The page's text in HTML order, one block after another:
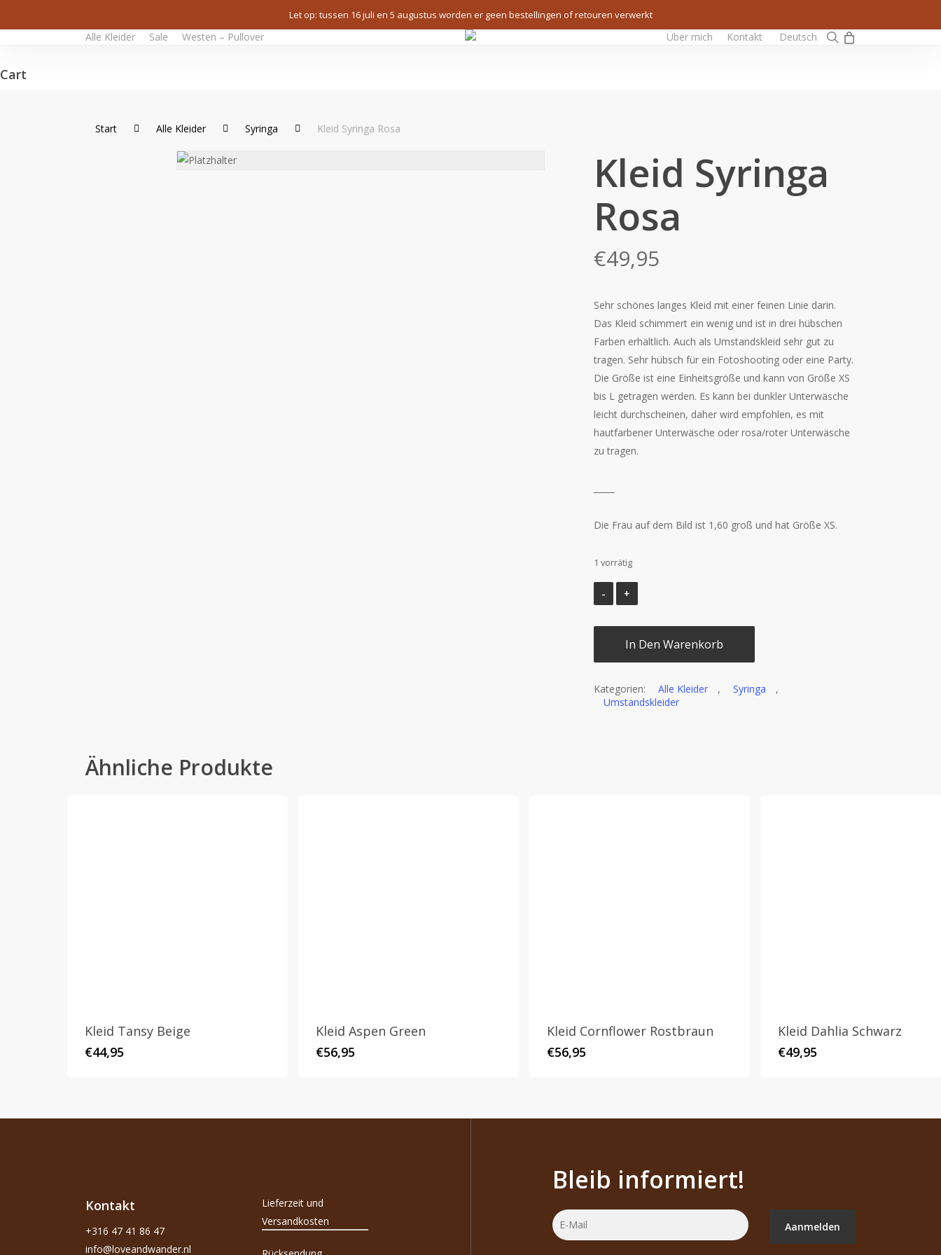
to
Let op: tussen 16 juli en 5 augustus worden er geen bestellingen of retouren verwerkt
Alle Kleider Sale Westen – Pullover Über mich Kontakt Deutsch search
0
Cart
Start
Alle Kleider Syringa Kleid Syringa Rosa
Kleid Syringa
Rosa
€49,95
Sehr schönes langes Kleid mit einer feinen Linie darin.
Das Kleid schimmert ein wenig und ist in drei hübschen
Farben erhältlich. Auch als Umstandskleid sehr gut zu
tragen. Sehr hübsch für ein Fotoshooting oder eine Party.
Die Größe ist eine Einheitsgröße und kann von Größe XS
bis L getragen werden. Es kann bei dunkler Unterwäsche
leicht durchscheinen, daher wird empfohlen, es mit
hautfarbener Unterwäsche oder rosa/roter Unterwäsche
zu tragen.
Die Frau auf dem Bild ist 1,60 groß und hat Größe XS.
1 vorrätig
In Den Warenkorb
Kategorien: Alle Kleider , Syringa
,
Umstandskleider
Ähnliche Produkte
Kleid Tansy Beige
€44,95
Kleid Aspen Green
€56,95
Kleid Cornflower Rostbraun
€56,95
Kleid Dahlia Schwarz
€49,95
Kontakt
+316 47 41 86 47
info@loveandwander.nl
Lieferzeit und
Versandkosten
Bleib informiert!